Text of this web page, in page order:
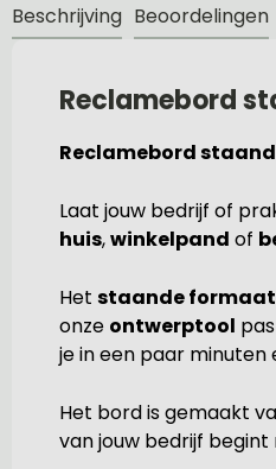
Beschrijving Beoordelingen
Reclamebord
Reclamebord
Laat jouw bedrijf of
huis,winkelpand of
Het staande formaat
onze ontwerptool
je in een paar
Het bord is gemaakt
van jouw bedrijf